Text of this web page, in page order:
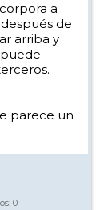
a
de
arriba y
parece un
0